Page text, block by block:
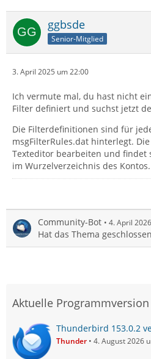
ggbsde
Senior-Mitglied
3. April 2025 um 22:00
Ich vermute mal, du hast nicht
Filter definiert und suchst jetzt
Die Filterdefinitionen sind für
msgFilterRules.dat hinterlegt.
Texteditor bearbeiten und findet
im Wurzelverzeichnis des Kontos.
Community-Bot 4. April
Hat das Thema
Aktuelle Programmversion
Thunderbird 153.0.2
Thunder 4. August 2026